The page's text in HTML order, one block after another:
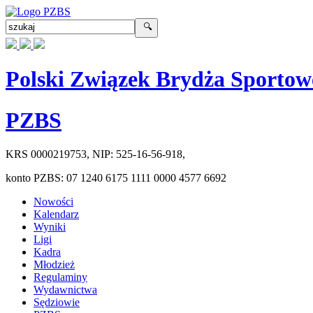
Polski Związek Brydża
PZBS
KRS 0000219753, NIP: 525-16-56-918,
konto PZBS: 07 1240 6175 1111 0000 4577 6692
Nowości
Kalendarz
Wyniki
Ligi
Kadra
Młodzież
Regulaminy
Wydawnictwa
Sędziowie